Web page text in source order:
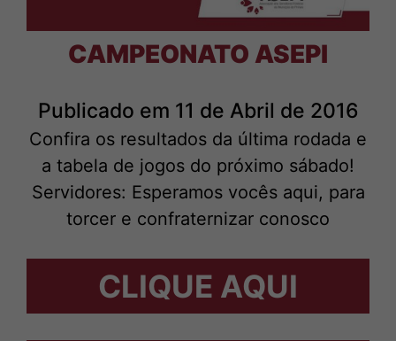
CAMPEONATO ASEPI
Publicado em 11 de Abril de 2016
Confira os resultados da última rodada e
a tabela de jogos do próximo sábado!
Servidores: Esperamos vocês aqui, para
torcer e confraternizar conosco
CLIQUE AQUI